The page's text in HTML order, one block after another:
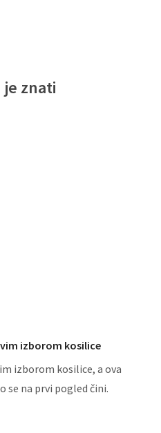
je znati
izborom kosilice
izborom kosilice, a ova
se na prvi pogled čini.